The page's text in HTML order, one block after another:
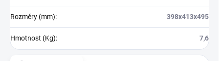
Rozměry (mm): 398x413x495
Hmotnost (Kg): 7,6